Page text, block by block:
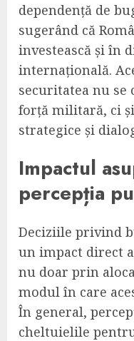
dependență de
sugerând că
investească și în
internațională.
securitatea nu
forță militară, ci
strategice și
Impactul
percepția
Deciziile privind
un impact direct
nu doar prin
modul în care
În general,
cheltuielile